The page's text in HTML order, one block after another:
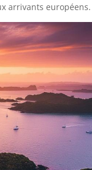
arrivants européens.